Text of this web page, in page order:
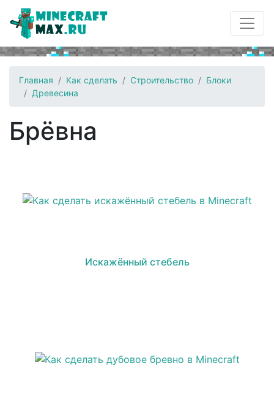
Главная Как сделать Строительство
Блоки
Древесина
Брёвна
Искажённый стебель